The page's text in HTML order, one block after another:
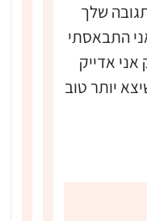
שלך
התבאסתי
אדייק
יותר טוב